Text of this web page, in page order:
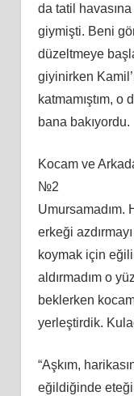
da tatil
giymişti. Beni
düzeltmeye
giyinirken
katmamıştım, o
bana bakıyordu.
Kocam ve
№2
Umursamadım.
erkeği
koymak için
aldırmadım o
beklerken
yerleştirdik.
“Aşkım,
eğildiğinde